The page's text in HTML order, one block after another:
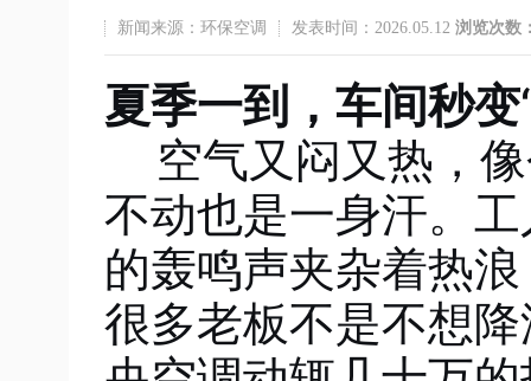
新闻来源：环保空调 发表时间：2026.05.12 浏览次数
夏季一到，车间秒变
空气又闷又热，像
不动也是一身汗。
的轰鸣声夹杂着热
很多老板不是不想